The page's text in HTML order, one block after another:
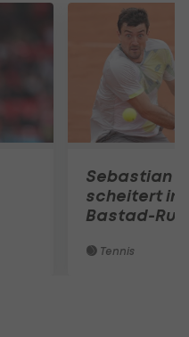
Sebastian
scheitert in
Bastad-
Tennis